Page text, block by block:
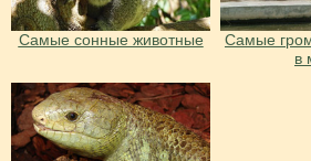
Самые сонные животные
Самые
в